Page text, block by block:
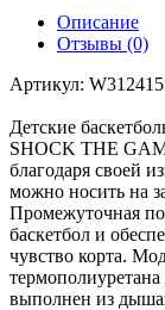
Описание
Отзывы (0)
Артикул:
Детские
SHOCK THE
благодаря своей
можно носить на
Промежуточная
баскетбол и
чувство корта.
выполнен из